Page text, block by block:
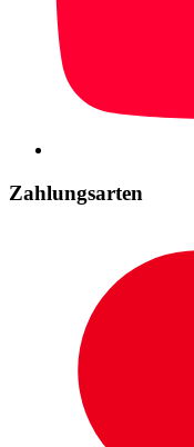
Zahlungsarten